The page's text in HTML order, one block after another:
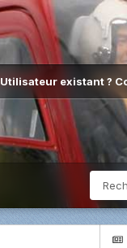
Utilisateur existant ?